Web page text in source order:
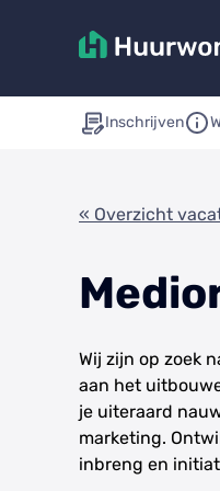
Inschrijven
« Overzicht
Wij zijn op zoek
aan het
je uiteraard
marketing.
inbreng en